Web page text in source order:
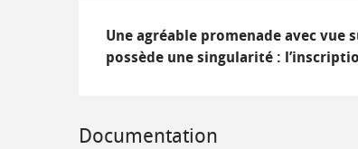
Description
Une agréable promenade avec vue
possède une singularité :
Documentation